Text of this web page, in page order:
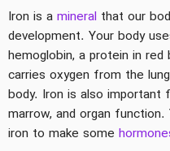
Iron is a mineral that our
development. Your body
hemoglobin, a protein in
carries oxygen from the
body. Iron is also important
marrow, and organ
iron to make some